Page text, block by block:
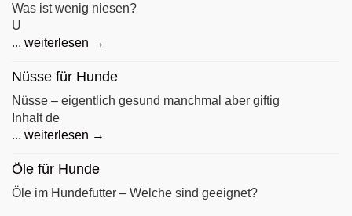
Was ist wenig niesen?
U
... weiterlesen →
Nüsse für Hunde
Nüsse – eigentlich gesund manchmal aber giftig
Inhalt de
... weiterlesen →
Öle für Hunde
Öle im Hundefutter – Welche sind geeignet?